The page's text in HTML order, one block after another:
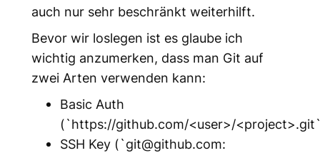
auch nur sehr beschränkt weiterhilft.
Bevor wir loslegen ist es glaube ich
wichtig anzumerken, dass man Git auf
zwei Arten verwenden kann:
Basic Auth
(`https://github.com/<user>/
SSH Key (`git@github.com: